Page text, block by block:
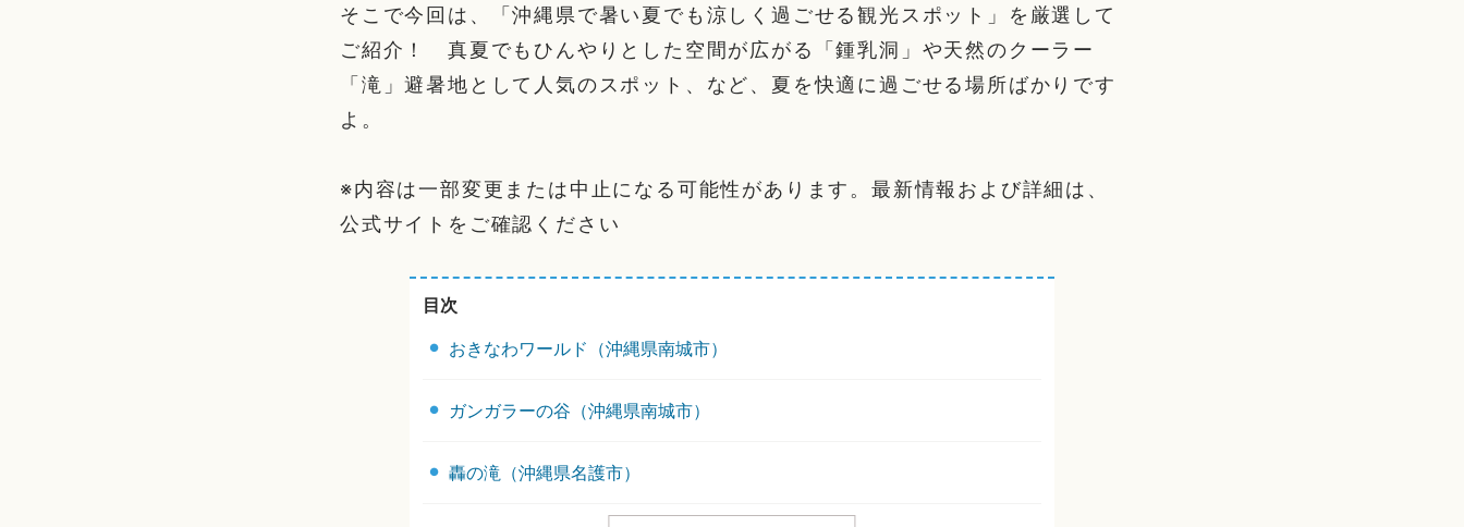
そこで今回は、「沖縄県で暑い夏でも涼しく過ごせる観光スポット」を厳選して
ご紹介！ 真夏でもひんやりとした空間が広がる「鍾乳洞」や天然のクーラー
「滝」避暑地として人気のスポット、など、夏を快適に過ごせる場所ばかりです
よ。
※内容は一部変更または中止になる可能性があります。最新情報および詳細は、
公式サイトをご確認ください
目次
おきなわワールド（沖縄県南城市）
ガンガラーの谷（沖縄県南城市）
轟の滝（沖縄県名護市）